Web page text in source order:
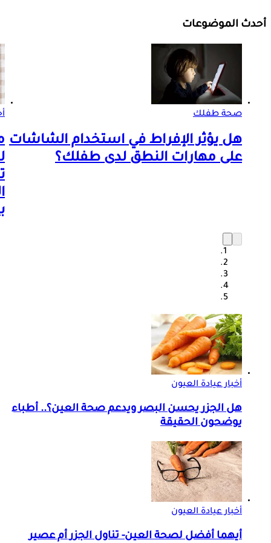
أحدث الموضوعات
صحة طفلك
هل يؤثر الإفراط في استخدام الشاشات
على مهارات النطق لدى طفلك؟
أخبار عيادة العيون
هل الجزر يحسن البصر ويدعم صحة العين؟.. أطباء
يوضحون الحقيقة
أخبار عيادة العيون
أيهما أفضل لصحة العين- تناول الجزر أم عصير